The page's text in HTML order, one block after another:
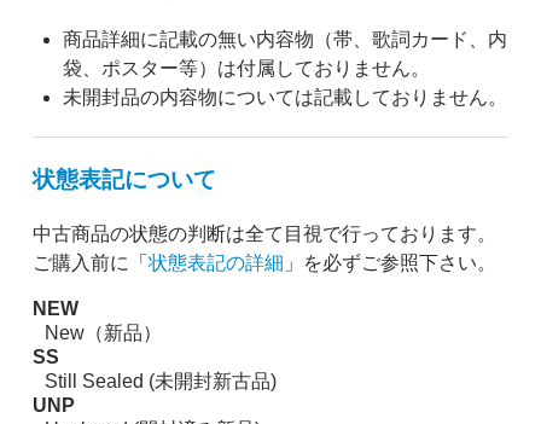
商品詳細に記載の無い内容物（帯、歌詞カード、内
袋、ポスター等）は付属しておりません。
未開封品の内容物については記載しておりません。
状態表記について
中古商品の状態の判断は全て目視で行っております。
ご購入前に「 状態表記の詳細 」を必ずご参照下さい。
NEW
New（新品）
SS
Still Sealed (未開封新古品)
UNP